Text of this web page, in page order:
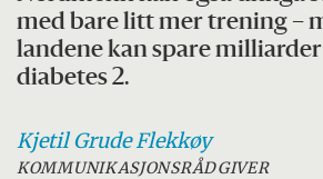
med bare litt mer trening –
landene kan spare
diabetes 2.
Kjetil Grude Flekkøy
KOMMUNIKASJONSRÅDGIVER